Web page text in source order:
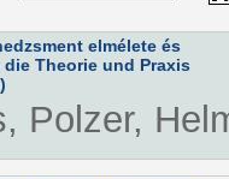
elmélete és
Theorie und Praxis
Polzer,